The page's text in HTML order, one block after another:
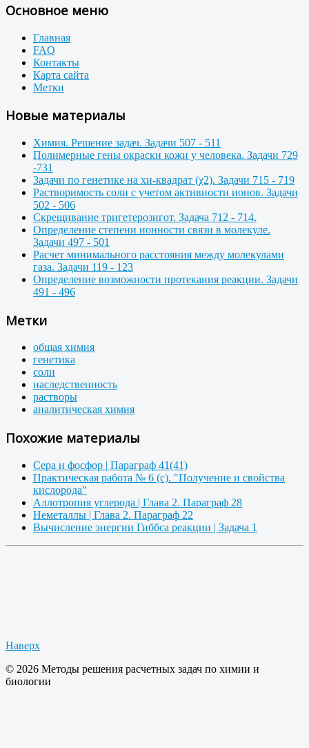
Основное меню
Главная
FAQ
Контакты
Карта сайта
Метки
Новые материалы
Химия. Решение задач. Задачи 507 - 511
Полимерные гены окраски кожи у человека. Задачи 729
-731
Задачи по генетике на хи-квадрат (χ2). Задачи 715 - 719
Растворимость соли с учетом активности ионов. Задачи
502 - 506
Скрещивание тригетерозигот. Задача 712 - 714.
Определение степени ионности связи в молекуле.
Задачи 497 - 501
Расчет минимального расстояния между молекулами
газа. Задачи 119 - 123
Определение возможности протекания реакции. Задачи
491 - 496
Метки
общая химия
генетика
соли
наследственность
растворы
аналитическая химия
Похожие материалы
Сера и фосфор | Параграф 41(41)
Практическая работа № 6 (с). "Получение и свойства
кислорода"
Аллотропия углерода | Глава 2. Параграф 28
Неметаллы | Глава 2. Параграф 22
Вычисление энергии Гиббса реакции | Задача 1
Наверх
© 2026 Методы решения расчетных задач по химии и
биологии